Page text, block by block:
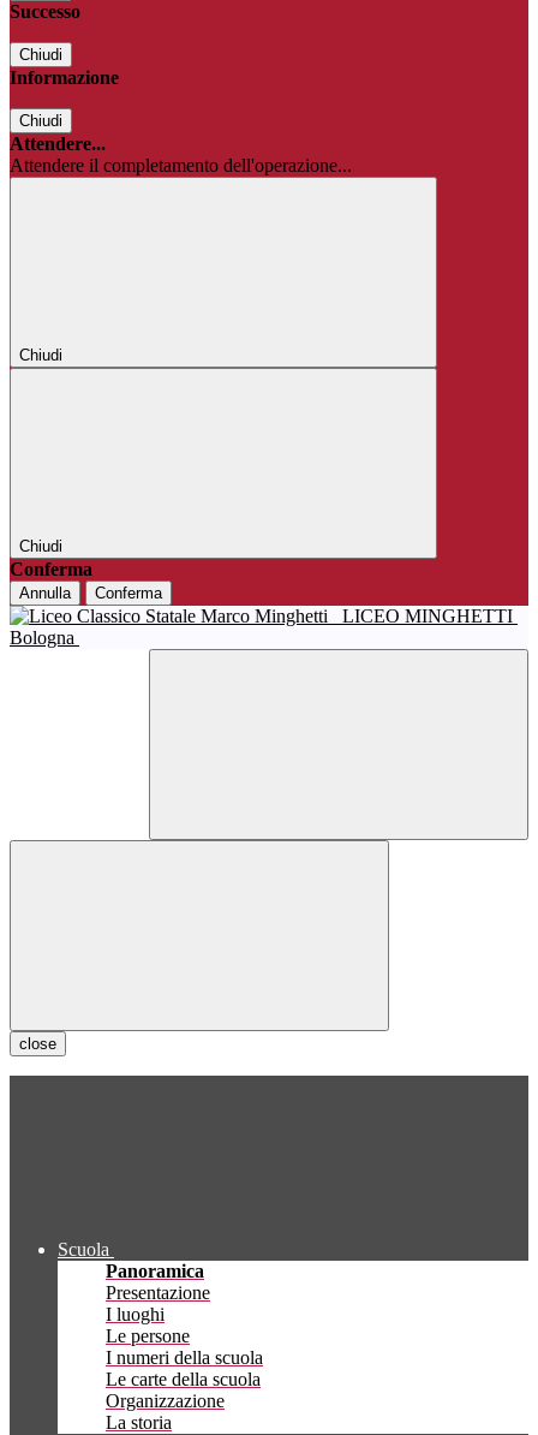
Successo
Chiudi
Informazione
Chiudi
Attendere...
Attendere il completamento dell'operazione...
Chiudi
Chiudi
Conferma
Annulla Conferma
LICEO MINGHETTI
Bologna
close
Scuola
Panoramica
Presentazione
I luoghi
Le persone
I numeri della scuola
Le carte della scuola
Organizzazione
La storia